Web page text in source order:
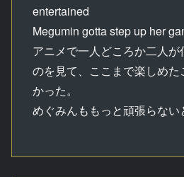
entertained
Megumin gotta step up her
アニメで一人どころか二人
のを見て、ここまで楽しめ
かった。
めぐみんももっと頑張らない